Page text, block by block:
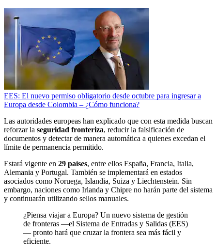
EES: El nuevo permiso obligatorio desde octubre para ingresar a
Europa desde Colombia – ¿Cómo funciona?
Las autoridades europeas han explicado que con esta medida buscan
reforzar la seguridad fronteriza, reducir la falsificación de
documentos y detectar de manera automática a quienes excedan el
límite de permanencia permitido.
Estará vigente en 29 países, entre ellos España, Francia, Italia,
Alemania y Portugal. También se implementará en estados
asociados como Noruega, Islandia, Suiza y Liechtenstein. Sin
embargo, naciones como Irlanda y Chipre no harán parte del sistema
y continuarán utilizando sellos manuales.
¿Piensa viajar a Europa? Un nuevo sistema de gestión
de fronteras —el Sistema de Entradas y Salidas (EES)
— pronto hará que cruzar la frontera sea más fácil y
eficiente.